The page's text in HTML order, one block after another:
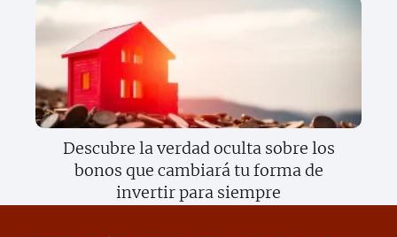
Descubre la verdad oculta sobre los
bonos que cambiará tu forma de
invertir para siempre